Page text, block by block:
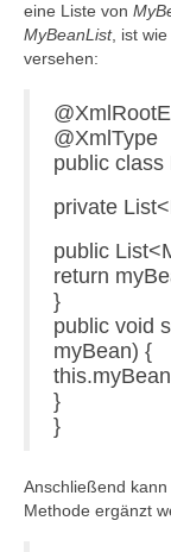
eine Liste von
MyBeanList, ist
versehen:
@XmlType
public class
private
public
return
}
public void
myBean) {
}
}
Anschließend kann
Methode ergänzt